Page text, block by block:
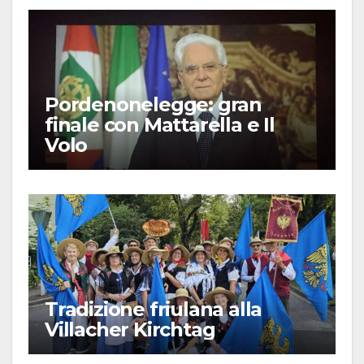
Pordenonelegge: gran
finale con Mattarella e Il
Volo
Tradizione friulana alla
Villacher Kirchtag